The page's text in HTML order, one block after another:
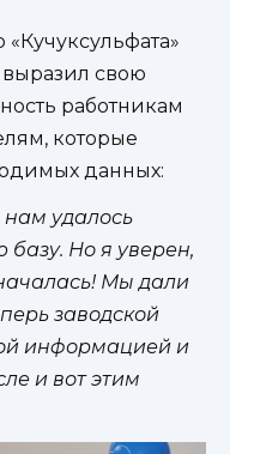
свою
работникам
которые
данных:
нам удалось
базу. Но я уверен,
Мы дали
заводской
информацией и
и вот этим